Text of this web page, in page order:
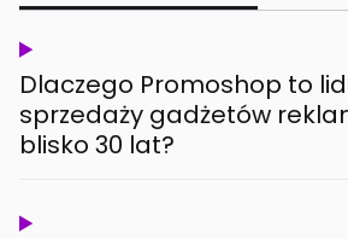
Dlaczego Promoshop to
sprzedaży gadżetów
blisko 30 lat?